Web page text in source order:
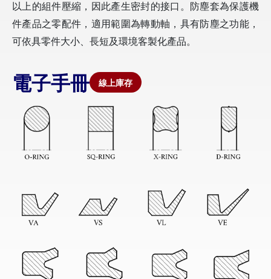
以上的組件壓縮，因此產生密封的接口。防塵套為保護機
件產品之零配件，適用範圍為轉動軸，具有防塵之功能，
可依具零件大小、長短及環境客製化產品。
電子手冊 線上庫存